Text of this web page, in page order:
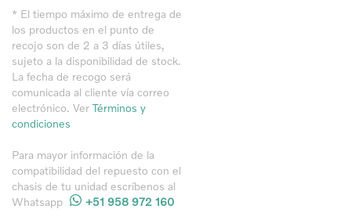
* El tiempo máximo de entrega de
los productos en el punto de
recojo son de 2 a 3 días útiles,
sujeto a la disponibilidad de stock.
La fecha de recogo será
comunicada al cliente vía correo
electrónico. Ver Términos y
condiciones
Para mayor información de la
compatibilidad del repuesto con el
chasis de tu unidad escríbenos al
Whatsapp
+51 958 972 160